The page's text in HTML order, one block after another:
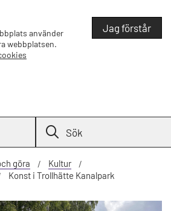
använder
webbplatsen.
Jag förstår
Sök
göra
Kultur
Konst i Trollhätte Kanalpark